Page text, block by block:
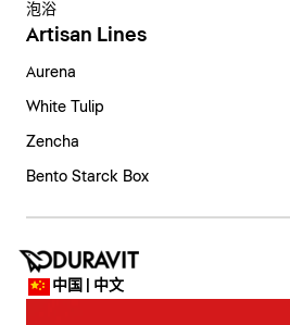
泡浴
Artisan Lines
Aurena
White Tulip
Zencha
Bento Starck Box
中国 | 中文